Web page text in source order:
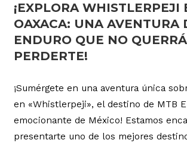
¡EXPLORA WHISTLERPEJI
OAXACA: UNA AVENTURA
ENDURO QUE NO
PERDERTE!
¡Sumérgete en una aventura única
en «Whistlerpeji», el destino de MTB
emocionante de México! Estamos
presentarte uno de los mejores